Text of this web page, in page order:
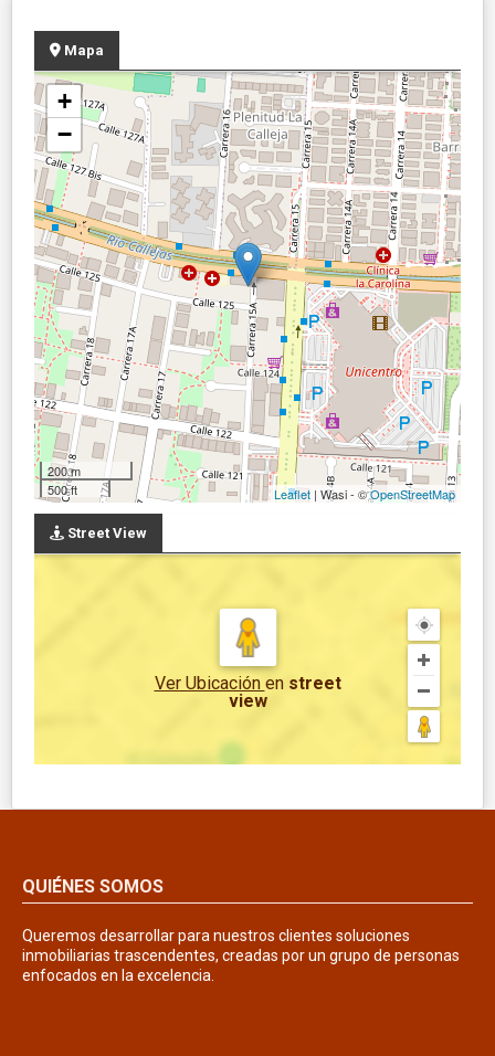
Mapa
+
−
200 m
500 ft
Leaflet | Wasi - ©OpenStreetMap
Street View
Ver Ubicación en street
view
QUIÉNES SOMOS
Queremos desarrollar para nuestros clientes soluciones
inmobiliarias trascendentes, creadas por un grupo de personas
enfocados en la excelencia.